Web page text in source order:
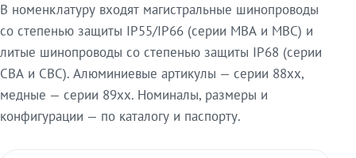
В номенклатуру входят магистральные шинопроводы
со степенью защиты IP55/IP66 (серии МВА и МВС) и
литые шинопроводы со степенью защиты IP68 (серии
СВА и СВС). Алюминиевые артикулы — серии 88xx,
медные — серии 89xx. Номиналы, размеры и
конфигурации — по каталогу и паспорту.